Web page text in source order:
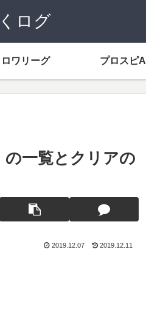
ログ
ワリーグ プロスピA
の一覧とクリアの
2019.12.07 2019.12.11